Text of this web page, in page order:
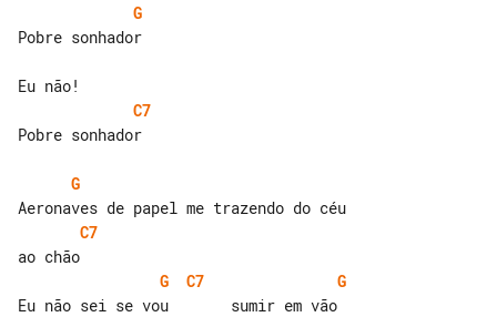
G
Pobre sonhador
C7
Pobre sonhador
G
C7
G
C7
G
Eu não sei se vou       sumir em vão